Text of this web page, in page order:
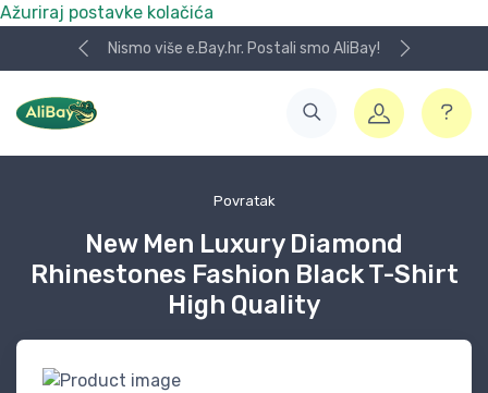
Ažuriraj postavke kolačića
Nismo više e.Bay.hr. Postali smo AliBay!
Povratak
New Men Luxury Diamond
Rhinestones Fashion Black T-Shirt
High Quality